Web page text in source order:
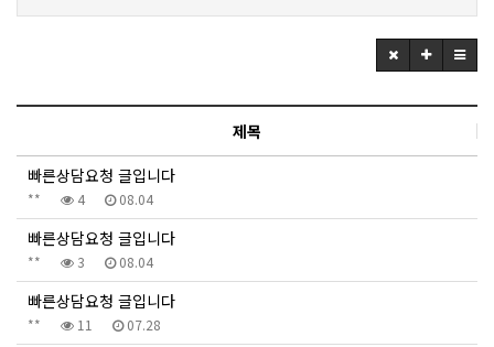
제목
빠른상담요청 글입니다
** 4 08.04
빠른상담요청 글입니다
** 3 08.04
빠른상담요청 글입니다
** 11 07.28